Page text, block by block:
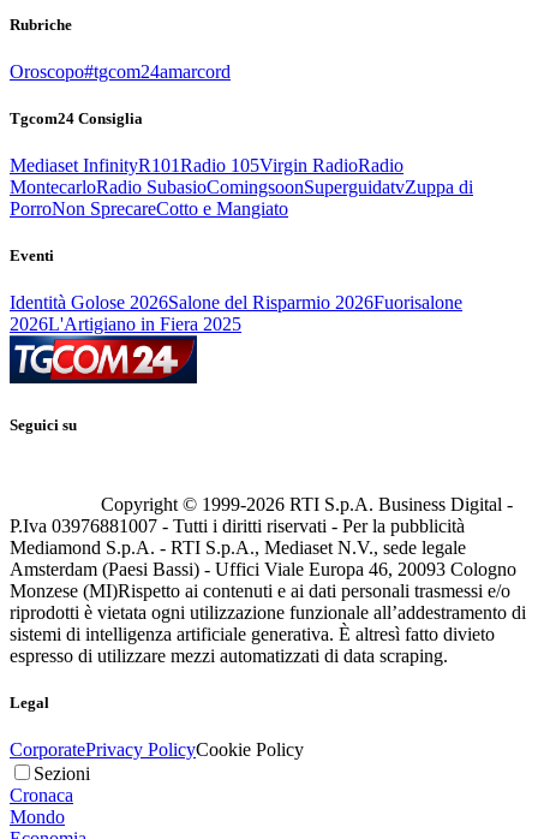
Rubriche
Oroscopo#tgcom24amarcord
Tgcom24 Consiglia
Mediaset InfinityR101Radio 105Virgin RadioRadio
MontecarloRadio SubasioComingsoonSuperguidatvZuppa di
PorroNon SprecareCotto e Mangiato
Eventi
Identità Golose 2026Salone del Risparmio 2026Fuorisalone
2026L'Artigiano in Fiera 2025
Seguici su
Copyright © 1999-2026 RTI S.p.A. Business Digital -
P.Iva 03976881007 - Tutti i diritti riservati - Per la pubblicità
Mediamond S.p.A. - RTI S.p.A., Mediaset N.V., sede legale
Amsterdam (Paesi Bassi) - Uffici Viale Europa 46, 20093 Cologno
Monzese (MI)Rispetto ai contenuti e ai dati personali trasmessi e/o
riprodotti è vietata ogni utilizzazione funzionale all’addestramento di
sistemi di intelligenza artificiale generativa. È altresì fatto divieto
espresso di utilizzare mezzi automatizzati di data scraping.
Legal
CorporatePrivacy PolicyCookie Policy
Sezioni
Cronaca
Mondo